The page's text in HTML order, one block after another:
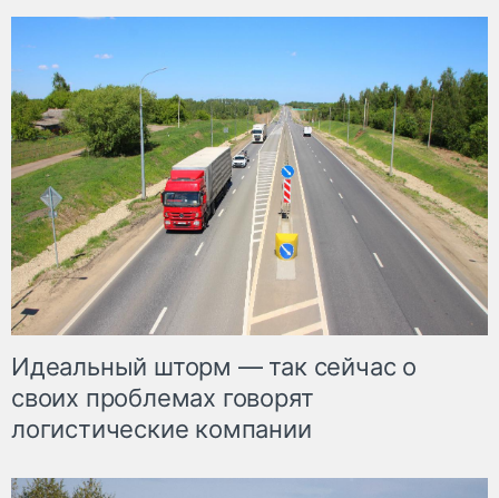
Идеальный шторм — так сейчас о
своих проблемах говорят
логистические компании